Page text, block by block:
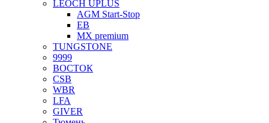
LEOCH UPLUS
AGM Start-Stop
EB
MX premium
TUNGSTONE
9999
ВОСТОК
CSB
WBR
LFA
GIVER